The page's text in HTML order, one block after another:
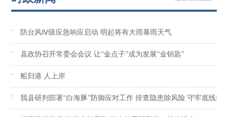
防台风Ⅳ级应急响应启动 明起将有大雨暴雨天气
县政协召开常委会会议 让“金点子”成为发展“金钥匙”
船归港 人上岸
我县研判部署“白海豚”防御应对工作 排查隐患除风险 守牢底线护